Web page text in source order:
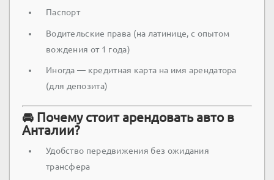
Паспорт
Водительские права (на латинице, с опытом
вождения от 1 года)
Иногда — кредитная карта на имя арендатора
(для депозита)
🚘 Почему стоит арендовать авто в
Анталии?
Удобство передвижения без ожидания
трансфера